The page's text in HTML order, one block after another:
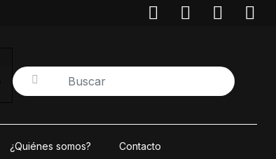
¿Quiénes somos? Contacto